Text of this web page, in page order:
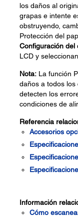
los daños al
grapas e intente
obstruyendo,
Protección del
Configuración del
LCD y
Nota: La función
daños a todos los
detecten los
condiciones de
Referencia
Accesorios
Información
Cómo